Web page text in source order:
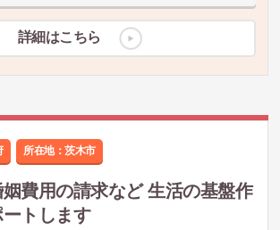
詳細はこちら
所在地： 茨木市
費用の請求など 生活の基盤作
トします